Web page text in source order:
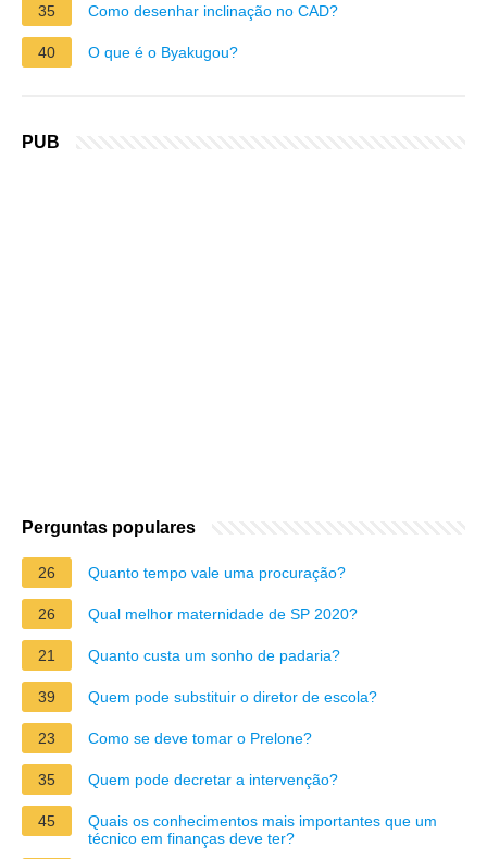
35
Como desenhar inclinação no CAD?
40 O que é o Byakugou?
PUB
Perguntas populares
26 Quanto tempo vale uma procuração?
26 Qual melhor maternidade de SP 2020?
21 Quanto custa um sonho de padaria?
39 Quem pode substituir o diretor de escola?
23 Como se deve tomar o Prelone?
35 Quem pode decretar a intervenção?
45
Quais os conhecimentos mais importantes que um
técnico em finanças deve ter?